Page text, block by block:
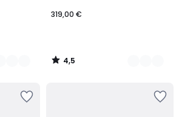
319,00 €
4,5
/